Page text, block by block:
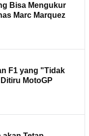
Bisa Mengukur
Marc Marquez
F1 yang "Tidak
MotoGP